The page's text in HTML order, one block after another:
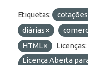
Etiquetas: cotações
diárias
HTML
Licenças:
Licença Aberta